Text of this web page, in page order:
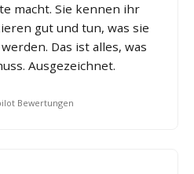
macht. Sie kennen ihr
gut und tun, was sie
Das ist alles, was
Ausgezeichnet.
Bewertungen